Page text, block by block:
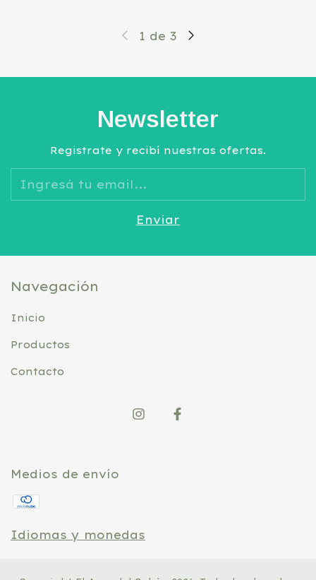
1 de 3
Newsletter
Registrate y recibí nuestras ofertas.
Navegación
Inicio
Productos
Contacto
Medios de envío
Idiomas y monedas